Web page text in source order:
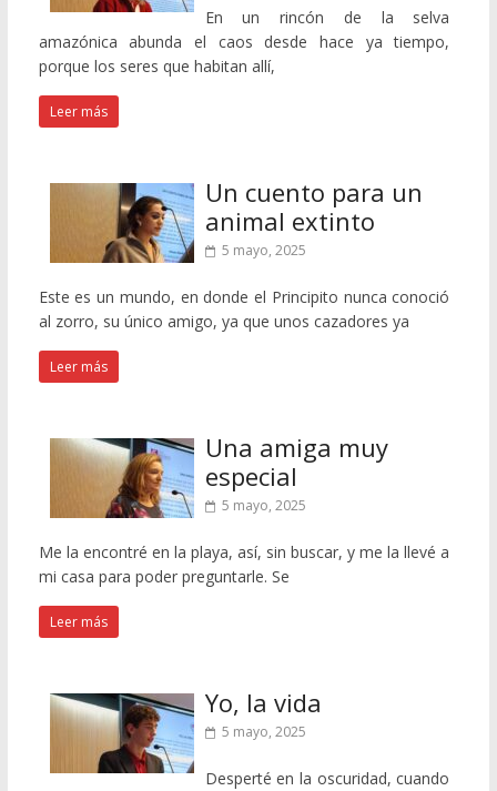
En un rincón de la selva
amazónica abunda el caos desde hace ya tiempo,
porque los seres que habitan allí,
Leer más
Un cuento para un
animal extinto
5 mayo, 2025
Este es un mundo, en donde el Principito nunca conoció
al zorro, su único amigo, ya que unos cazadores ya
Leer más
Una amiga muy
especial
5 mayo, 2025
Me la encontré en la playa, así, sin buscar, y me la llevé a
mi casa para poder preguntarle. Se
Leer más
Yo, la vida
5 mayo, 2025
Desperté en la oscuridad, cuando